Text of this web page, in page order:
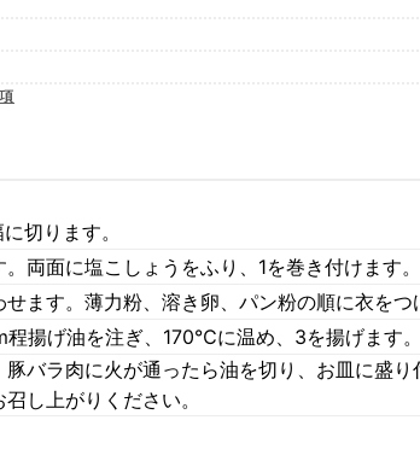
切ります。
両面に塩こしょうをふり、1を巻き付けます。
ます。薄力粉、溶き卵、パン粉の順に衣をつ
揚げ油を注ぎ、170℃に温め、3を揚げます。
バラ肉に火が通ったら油を切り、お皿に盛り
し上がりください。